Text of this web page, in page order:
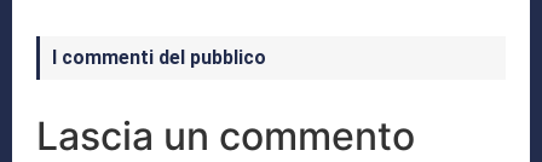
I commenti del pubblico
Lascia un commento